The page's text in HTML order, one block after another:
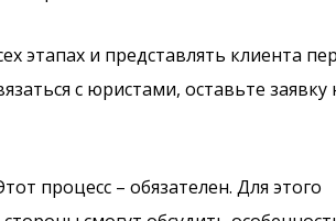
этапах и представлять клиента
с юристами, оставьте заявку
процесс – обязателен. Для этого